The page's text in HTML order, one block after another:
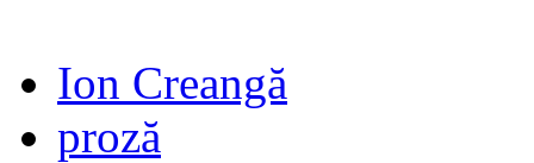
Ion Creangă
proză